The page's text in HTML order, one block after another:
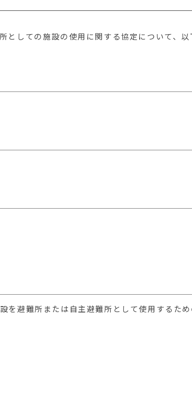
としての施設の使用に関する協定について、
を避難所または自主避難所として使用するた